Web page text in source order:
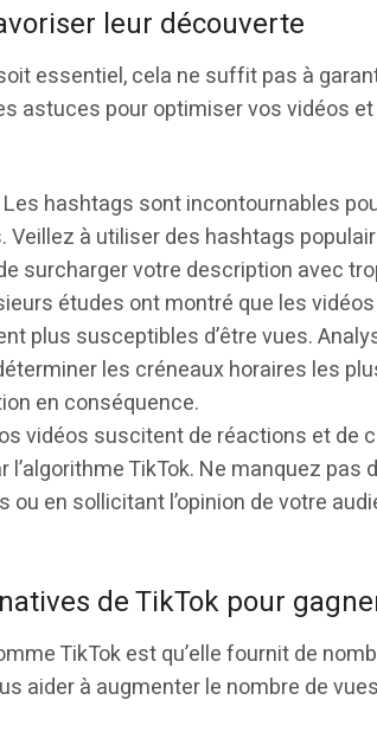
leur découverte
essentiel, cela ne suffit pas à
astuces pour optimiser vos vidéos
Les hashtags sont incontournables
à utiliser des hashtags
surcharger votre description avec
études ont montré que les
plus susceptibles d’être vues.
les créneaux horaires les
en conséquence.
vidéos suscitent de réactions et de
TikTok. Ne manquez pas
en sollicitant l’opinion de votre
de TikTok pour
TikTok est qu’elle fournit de
aider à augmenter le nombre de